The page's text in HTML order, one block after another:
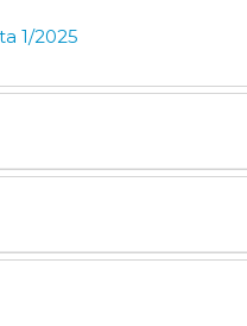
1/2025